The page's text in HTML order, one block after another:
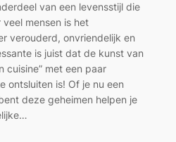
van een levensstijl die
veel mensen is het
verouderd, onvriendelijk en
is juist dat de kunst van
cuisine” met een paar
ontsluiten is! Of je nu een
deze geheimen helpen je